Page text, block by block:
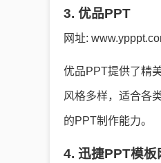
3. 优品PPT
网址:
优品PPT提供了精
风格多样，适合各
的PPT制作能力。
4. 迅捷PPT模板